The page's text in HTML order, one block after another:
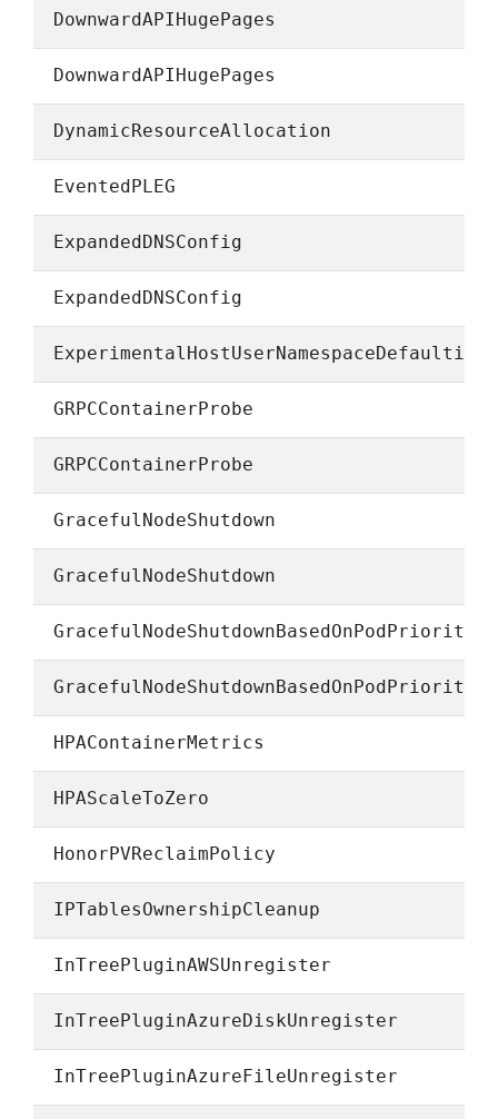
DownwardAPIHugePages
DownwardAPIHugePages
DynamicResourceAllocation
EventedPLEG
ExpandedDNSConfig
ExpandedDNSConfig
ExperimentalHostUserNamespaceDefaulting
GRPCContainerProbe
GRPCContainerProbe
GracefulNodeShutdown
GracefulNodeShutdown
GracefulNodeShutdownBasedOnPodPriority
GracefulNodeShutdownBasedOnPodPriority
HPAContainerMetrics
HPAScaleToZero
HonorPVReclaimPolicy
IPTablesOwnershipCleanup
InTreePluginAWSUnregister
InTreePluginAzureDiskUnregister
InTreePluginAzureFileUnregister